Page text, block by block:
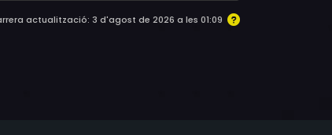
actualització: 3 d'agost de 2026 a les 01:09